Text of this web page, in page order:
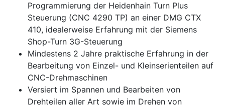
Programmierung der Heidenhain Turn Plus
Steuerung (CNC 4290 TP) an einer DMG CTX
410, idealerweise Erfahrung mit der Siemens
Shop-Turn 3G-Steuerung
Mindestens 2 Jahre praktische Erfahrung in der
Bearbeitung von Einzel- und Kleinserienteilen auf
CNC-Drehmaschinen
Versiert im Spannen und Bearbeiten von
Drehteilen aller Art sowie im Drehen von